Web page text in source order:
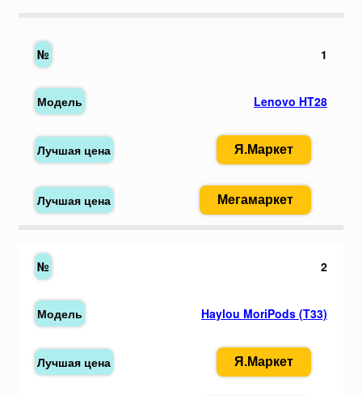
1
Lenovo HT28
Я.Маркет
Мегамаркет
2
Haylou MoriPods (T33)
Я.Маркет